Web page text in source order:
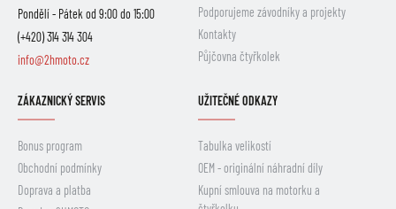
Pondělí - Pátek od 9:00 do 15:00
(+420) 314 314 304
info@2hmoto.cz
Podporujeme závodníky a projekty
Kontakty
Půjčovna čtyřkolek
ZÁKAZNICKÝ SERVIS
Bonus program
Obchodní podmínky
Doprava a platba
UŽITEČNÉ ODKAZY
Tabulka velikostí
OEM - originální náhradní díly
Kupní smlouva na motorku a